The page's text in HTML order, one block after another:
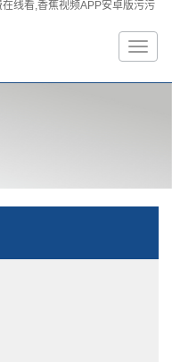
线看,香蕉视频APP安卓版污污